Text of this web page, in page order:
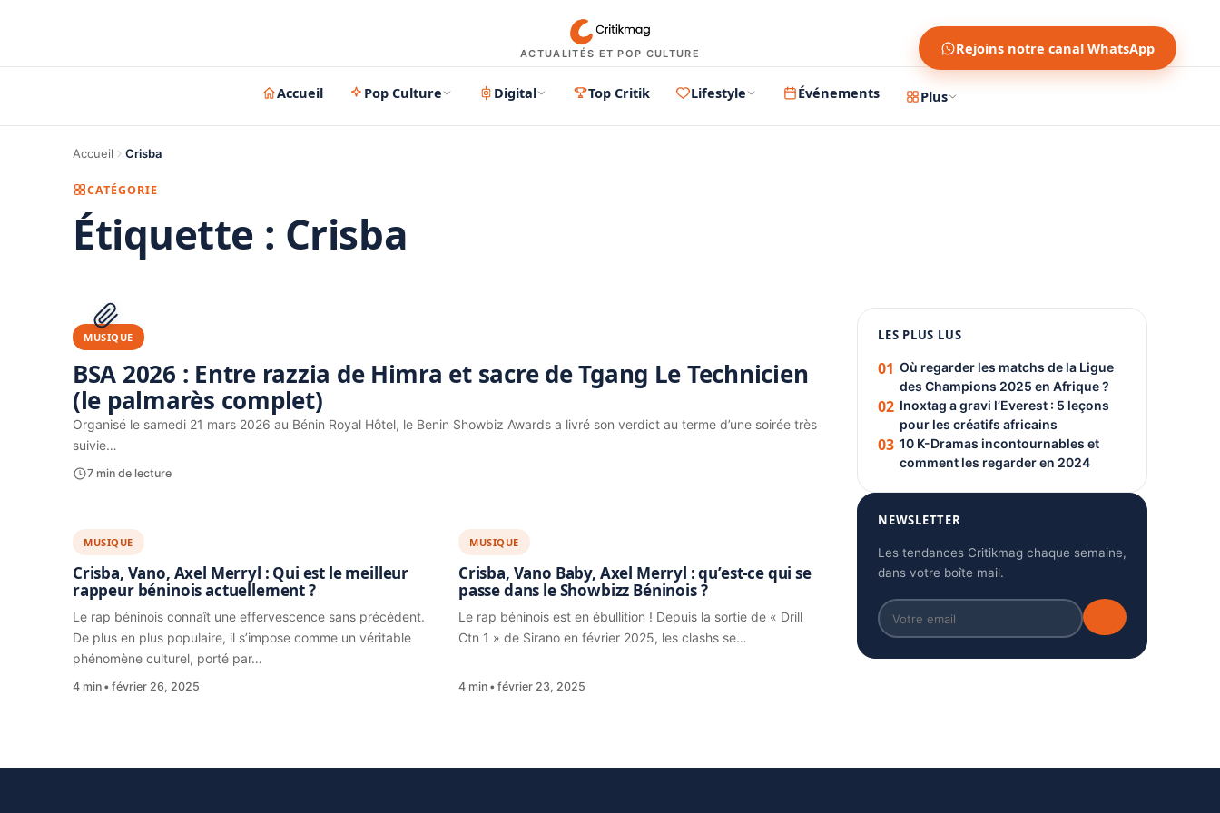
ACTUALITÉS ET POP CULTURE Rejoins notre canal WhatsApp
Accueil Pop Culture Digital Top Critik Lifestyle Événements Plus
Accueil Crisba
CATÉGORIE
Étiquette : Crisba
MUSIQUE
BSA 2026 : Entre razzia de Himra et sacre de Tgang Le Technicien
(le palmarès complet)
Organisé le samedi 21 mars 2026 au Bénin Royal Hôtel, le Benin Showbiz Awards a livré son verdict au terme d’une soirée très
suivie…
7 min de lecture
MUSIQUE
Crisba, Vano, Axel Merryl : Qui est le meilleur
rappeur béninois actuellement ?
Le rap béninois connaît une effervescence sans précédent.
De plus en plus populaire, il s’impose comme un véritable
phénomène culturel, porté par…
4 min février 26, 2025
MUSIQUE
Crisba, Vano Baby, Axel Merryl : qu’est-ce qui se
passe dans le Showbizz Béninois ?
Le rap béninois est en ébullition ! Depuis la sortie de « Drill
Ctn 1 » de Sirano en février 2025, les clashs se…
4 min février 23, 2025
PUBLICITÉ
LES PLUS LUS
01 Où regarder les matchs de la Ligue
des Champions 2025 en Afrique ?
02 Inoxtag a gravi l’Everest : 5 leçons
pour les créatifs africains
03 10 K-Dramas incontournables et
comment les regarder en 2024
NEWSLETTER
Les tendances Critikmag chaque semaine,
dans votre boîte mail.